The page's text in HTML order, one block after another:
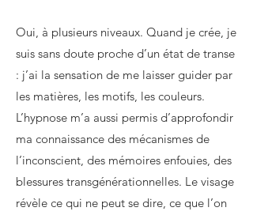
Oui, à plusieurs niveaux. Quand je crée, je
suis sans doute proche d’un état de transe
: j’ai la sensation de me laisser guider par
les matières, les motifs, les couleurs.
L’hypnose m’a aussi permis d’approfondir
ma connaissance des mécanismes de
l’inconscient, des mémoires enfouies, des
blessures transgénérationnelles. Le visage
révèle ce qui ne peut se dire, ce que l’on